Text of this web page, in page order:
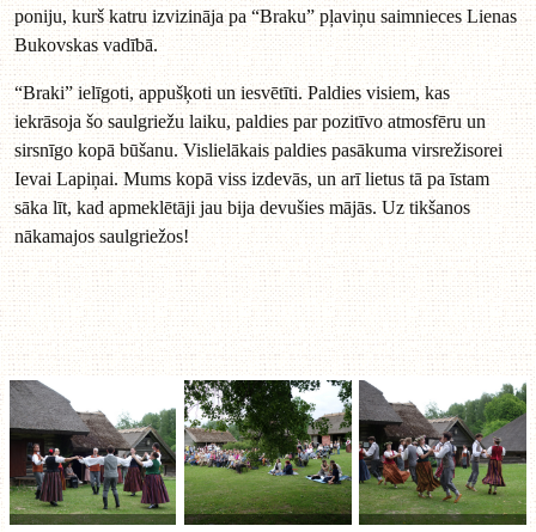
poniju, kurš katru izvizināja pa “Braku” pļaviņu saimnieces Lienas
Bukovskas vadībā.
“Braki” ielīgoti, appušķoti un iesvētīti. Paldies visiem, kas
iekrāsoja šo saulgriežu laiku, paldies par pozitīvo atmosfēru un
sirsnīgo kopā būšanu. Vislielākais paldies pasākuma virsrežisorei
Ievai Lapiņai. Mums kopā viss izdevās, un arī lietus tā pa īstam
sāka līt, kad apmeklētāji jau bija devušies mājās. Uz tikšanos
nākamajos saulgriežos!